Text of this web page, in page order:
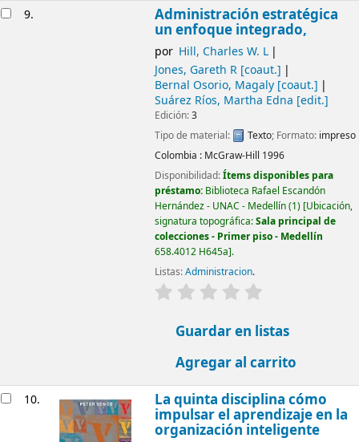
9. Administración estratégica
un enfoque integrado,
por Hill, Charles W. L
Jones, Gareth R[coaut.]
Bernal Osorio, Magaly[coaut.]
Suárez Ríos, Martha Edna [edit.]
Edición:3
Tipo de material:
Texto; Formato: impreso
Colombia : McGraw-Hill 1996
Disponibilidad:Ítems disponibles para
préstamo: Biblioteca Rafael Escandón
Hernández - UNAC - Medellín(1) Ubicación,
signatura topográfica:Sala principal de
colecciones - Primer piso - Medellín
658.4012 H645a .
Listas:Administracion.
valoración
Guardar en listas
Agregar al carrito
10. La quinta disciplina cómo
impulsar el aprendizaje en la
organización inteligente